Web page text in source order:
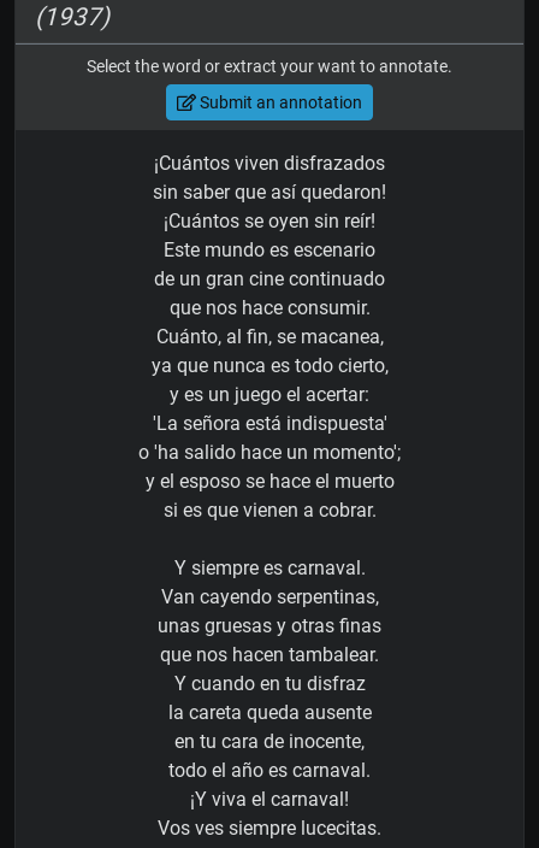
(1937)
Select the word or extract your want to annotate.
Submit an annotation
¡Cuántos viven disfrazados
sin saber que así quedaron!
¡Cuántos se oyen sin reír!
Este mundo es escenario
de un gran cine continuado
que nos hace consumir.
Cuánto, al fin, se macanea,
ya que nunca es todo cierto,
y es un juego el acertar:
'La señora está indispuesta'
o 'ha salido hace un momento';
y el esposo se hace el muerto
si es que vienen a cobrar.
Y siempre es carnaval.
Van cayendo serpentinas,
unas gruesas y otras finas
que nos hacen tambalear.
Y cuando en tu disfraz
la careta queda ausente
en tu cara de inocente,
todo el año es carnaval.
¡Y viva el carnaval!
Vos ves siempre lucecitas.